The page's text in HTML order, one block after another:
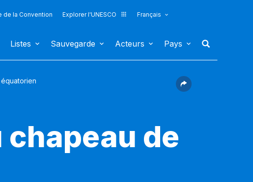
de la Convention Explorer l'UNESCO
Français
Listes Sauvegarde Acteurs Pays
de